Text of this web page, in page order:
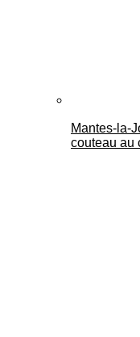
Mantes-la-
couteau au